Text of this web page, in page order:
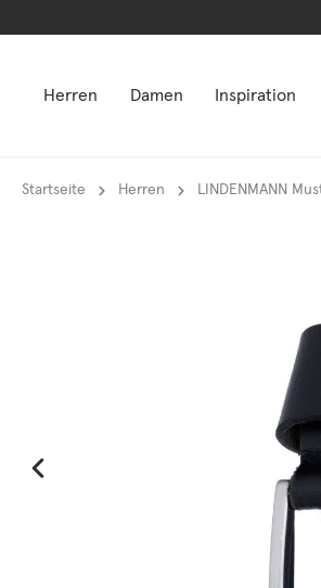
Herren Damen Inspiration
Startseite Herren LINDENMANN